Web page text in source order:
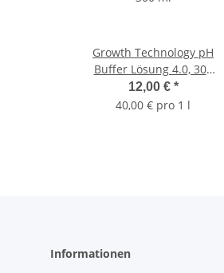
Growth Technology pH
Buffer Lösung 4.0, 300
ml
12,00 € *
40,00 € pro 1 l
Informationen